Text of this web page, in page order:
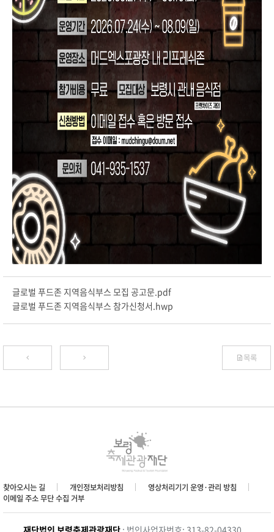
글로벌 푸드존 지역음식부스 모집 공고문.pdf
글로벌 푸드존 지역음식부스 참가신청서.hwp
목록
찾아오시는 길 개인정보처리방침
영상처리기기 운영·관리 방침
이메일 주소 무단 수집 거부
재단법인 보령축제관광재단 : 법인사업자번호: 313-82-04330